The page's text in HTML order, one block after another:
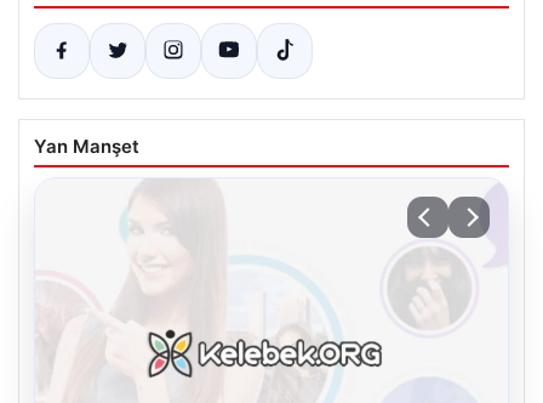
Yan Manşet